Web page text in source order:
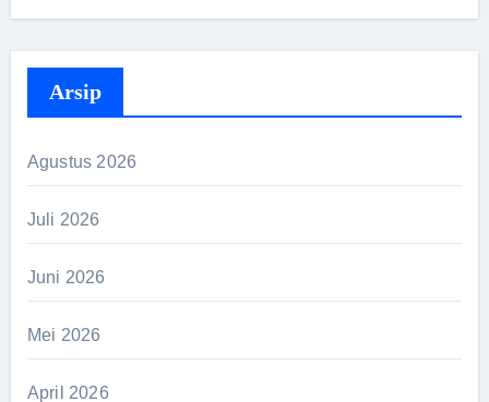
Arsip
Agustus 2026
Juli 2026
Juni 2026
Mei 2026
April 2026